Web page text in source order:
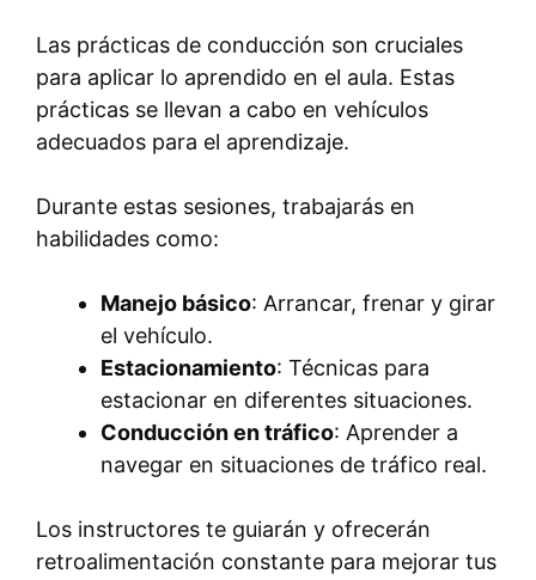
Las prácticas de conducción son cruciales
para aplicar lo aprendido en el aula. Estas
prácticas se llevan a cabo en vehículos
adecuados para el aprendizaje.
Durante estas sesiones, trabajarás en
habilidades como:
Manejo básico: Arrancar, frenar y girar
el vehículo.
Estacionamiento: Técnicas para
estacionar en diferentes situaciones.
Conducción en tráfico: Aprender a
navegar en situaciones de tráfico real.
Los instructores te guiarán y ofrecerán
retroalimentación constante para mejorar tus